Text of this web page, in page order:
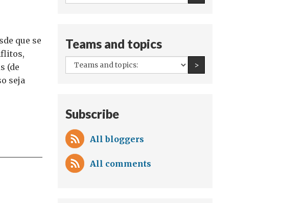
que se
(de
seja
authors:
Teams and topics
All
teams
>Find an author
Subscribe
All bloggers
All comments